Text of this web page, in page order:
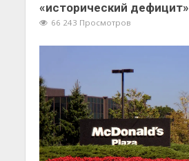
«исторический дефицит»
66 243 Просмотров